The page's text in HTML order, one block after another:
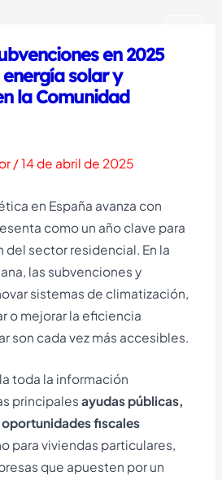
en 2025
solar y
la Comunidad
/14 de abril de 2025
en España avanza con
como un año clave para
del sector residencial. En la
las subvenciones y
sistemas de climatización,
o mejorar la eficiencia
son cada vez más accesibles.
toda la información
principalesayudas públicas,
fiscales
para viviendas particulares,
que apuesten por un